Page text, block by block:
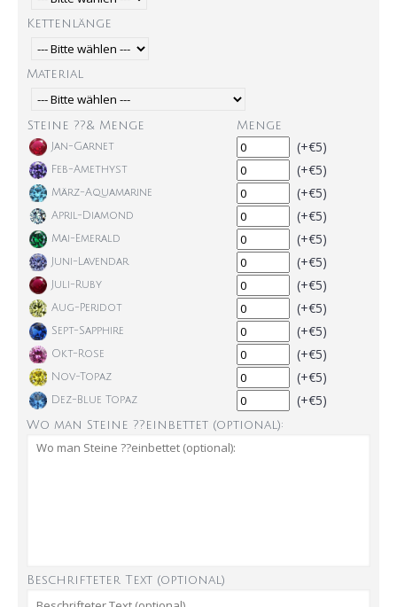
Kettenlänge
Material
Steine ??& Menge Menge
Jan-Garnet (+€5)
Feb-Amethyst (+€5)
März-Aquamarine (+€5)
April-Diamond (+€5)
Mai-Emerald (+€5)
Juni-Lavendar (+€5)
Juli-Ruby (+€5)
Aug-Peridot (+€5)
Sept-Sapphire (+€5)
Okt-Rose (+€5)
Nov-Topaz (+€5)
Dez-Blue Topaz (+€5)
Wo man Steine ??einbettet (optional):
Beschrifteter Text (optional)